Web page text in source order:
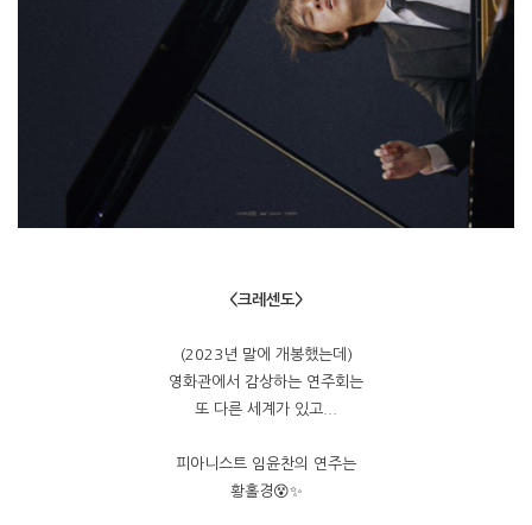
<크레센도>
(2023년 말에 개봉했는데)
영화관에서 감상하는 연주회는
또 다른 세계가 있고...
피아니스트 임윤찬의 연주는
황홀경😵✨